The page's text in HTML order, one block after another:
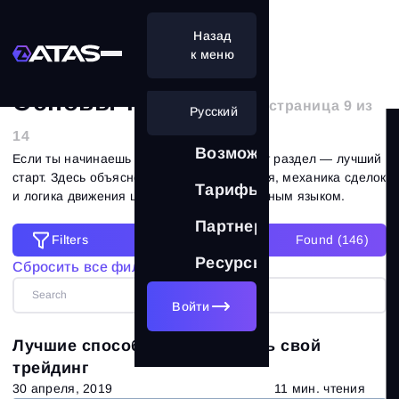
Возможности
Тарифы
Партнерам
Ресурсы
Русский
Войти
Назад
к меню
Основы трейдинга
Основы трейдинга
| страница 9 из
14
Если ты начинаешь путь в трейдинге, этот раздел — лучший
старт. Здесь объяснены ключевые понятия, механика сделок
и логика движения цены простым и понятным языком.
Filters Found (146)
Сбросить все фильтры
Filters
Сбросить все фильтры
Категории
Все статьи(673)
Лучшие способы организовать свой
трейдинг
30 апреля, 2019 11 мин. чтения